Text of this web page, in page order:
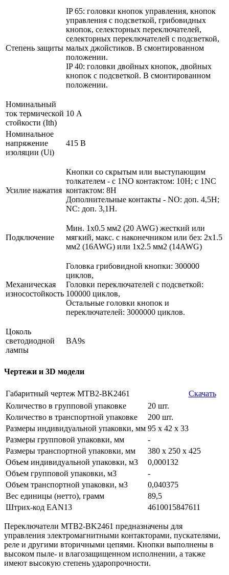
Степень защиты
IP 65: головки кнопок управления, кнопок
управления с подсветкой, грибовидных
кнопок, селекторных переключателей,
селекторных переключателей с подсветкой,
малых джойстиков. В смонтированном
положении.
IP 40: головки двойных кнопок, двойных
кнопок с подсветкой. В смонтированном
положении.
Номинальный
ток термической
стойкости (Ith)
10 А
Номинальное
напряжение
изоляции (Ui)
415 В
Усилие нажатия
Кнопки со скрытым или выступающим
толкателем - с 1NO контактом: 10Н; с 1NC
контактом: 8Н
Дополнительные контакты - NO: доп. 4,5Н;
NC: доп. 3,1Н.
Подключение
Мин. 1х0.5 мм2 (20 AWG) жесткий или
мягкий, макс. c наконечником или без: 2х1.5
мм2 (16AWG) или 1х2.5 мм2 (14AWG)
Механическая
износостойкость
Головка грибовидной кнопки: 300000
циклов,
Головки переключателей с подсветкой:
100000 циклов,
Остальные головки кнопок и
переключателей: 3000000 циклов.
Цоколь
светодиодной
лампы
BA9s
Чертежи и 3D модели
Габаритный чертеж MTB2-BK2461
Скачать
Количество в групповой упаковке
20 шт.
Количество в транспортной упаковке
200 шт.
Размеры индивидуальной упаковки, мм 95 х 42 х 33
Размеры групповой упаковки, мм
-
Размеры транспортной упаковки, мм
380 х 250 х 425
Объем индивидуальной упаковки, м3
0,000132
Объем групповой упаковки, м3
-
Объем транспортной упаковки, м3
0,040375
Вес единицы (нетто), грамм
89,5
Штрих-код EAN13
4610015847611
Переключатели MTB2-BK2461 предназначены для
управления электромагнитными контакторами, пускателями,
реле и другими вторичными цепями. Кнопки выполнены в
высоком пыле- и влагозащищенном исполнении, а также
имеют высокую степень ударопрочности.